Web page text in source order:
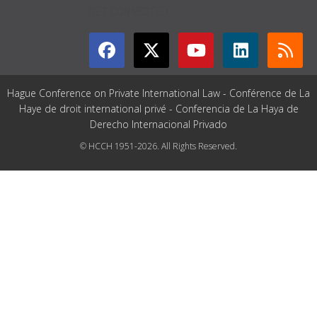
Hague Conference on Private International Law - Conférence de La
Haye de droit international privé - Conferencia de La Haya de
Derecho Internacional Privado
© HCCH 1951-2026. All Rights Reserved.